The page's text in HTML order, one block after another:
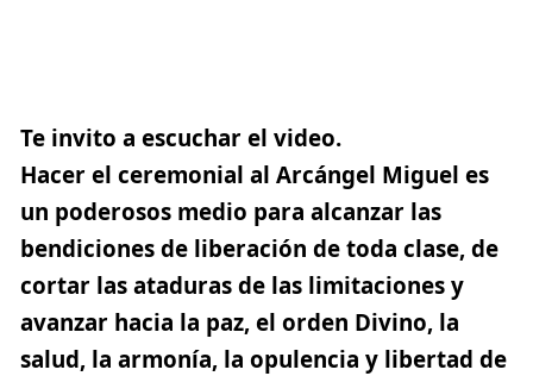
Te invito a escuchar el video.
Hacer el ceremonial al Arcángel Miguel es
un poderosos medio para alcanzar las
bendiciones de liberación de toda clase, de
cortar las ataduras de las limitaciones y
avanzar hacia la paz, el orden Divino, la
salud, la armonía, la opulencia y libertad de